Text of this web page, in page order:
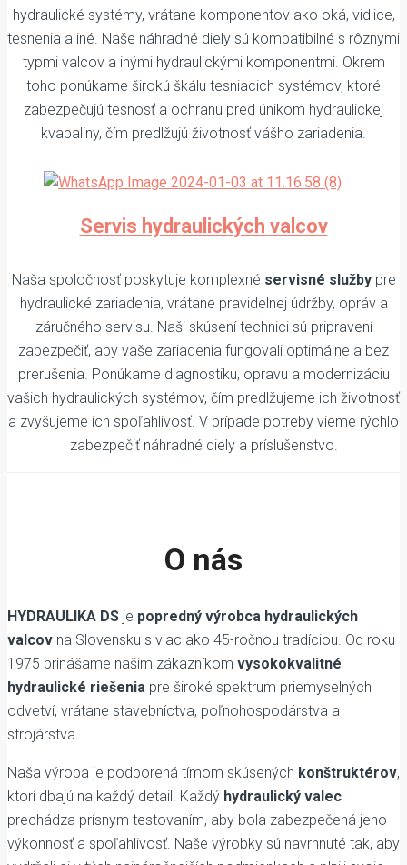
hydraulické systémy, vrátane komponentov ako oká, vidlice,
tesnenia a iné. Naše náhradné diely sú kompatibilné s rôznymi
typmi valcov a inými hydraulickými komponentmi. Okrem
toho ponúkame širokú škálu tesniacich systémov, ktoré
zabezpečujú tesnosť a ochranu pred únikom hydraulickej
kvapaliny, čím predlžujú životnosť vášho zariadenia.
Servis hydraulických valcov
Naša spoločnosť poskytuje komplexné servisné službypre
hydraulické zariadenia, vrátane pravidelnej údržby, opráv a
záručného servisu. Naši skúsení technici sú pripravení
zabezpečiť, aby vaše zariadenia fungovali optimálne a bez
prerušenia. Ponúkame diagnostiku, opravu a modernizáciu
vašich hydraulických systémov, čím predlžujeme ich životnosť
a zvyšujeme ich spoľahlivosť. V prípade potreby vieme rýchlo
zabezpečiť náhradné diely a príslušenstvo.
O nás
HYDRAULIKA DS je popredný výrobca hydraulických
valcov na Slovensku s viac ako 45-ročnou tradíciou. Od roku
1975 prinášame našim zákazníkom vysokokvalitné
hydraulické riešenia pre široké spektrum priemyselných
odvetví, vrátane stavebníctva, poľnohospodárstva a
strojárstva.
Naša výroba je podporená tímom skúsených konštruktérov,
ktorí dbajú na každý detail. Každý hydraulický valec
prechádza prísnym testovaním, aby bola zabezpečená jeho
výkonnosť a spoľahlivosť. Naše výrobky sú navrhnuté tak, aby